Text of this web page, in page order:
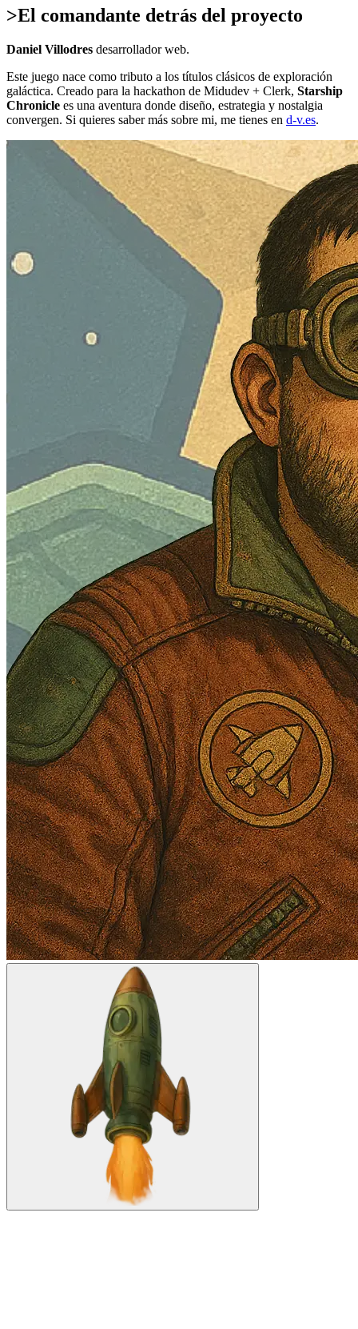
>El comandante detrás del proyecto
Daniel Villodres desarrollador web.
Este juego nace como tributo a los títulos clásicos de exploración
galáctica. Creado para la hackathon de Midudev + Clerk, Starship
Chronicle es una aventura donde diseño, estrategia y nostalgia
convergen. Si quieres saber más sobre mi, me tienes en d-v.es.